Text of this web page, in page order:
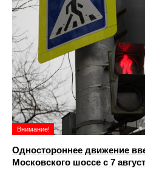
Внимание!
Одностороннее движение
Московского шоссе с 7